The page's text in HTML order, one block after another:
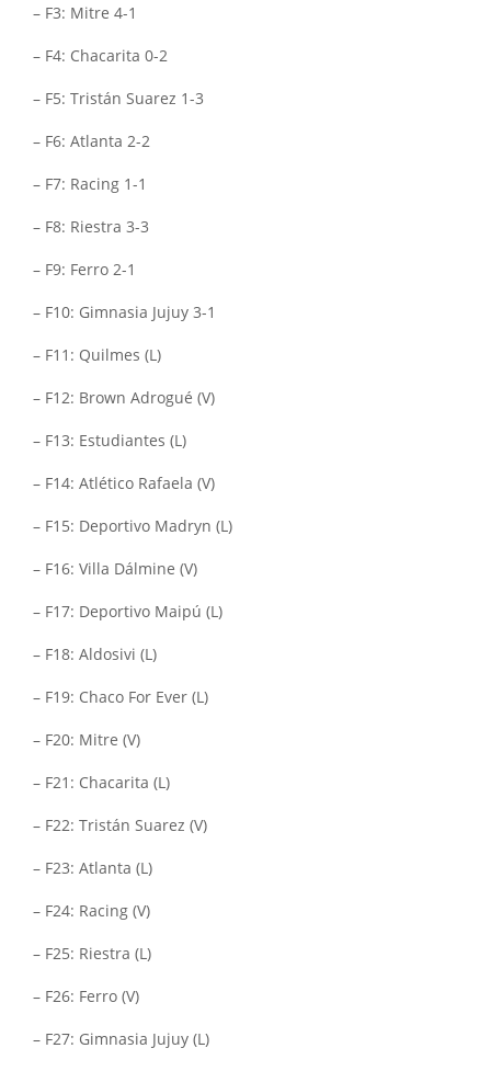
– F3: Mitre 4-1
– F4: Chacarita 0-2
– F5: Tristán Suarez 1-3
– F6: Atlanta 2-2
– F7: Racing 1-1
– F8: Riestra 3-3
– F9: Ferro 2-1
– F10: Gimnasia Jujuy 3-1
– F11: Quilmes (L)
– F12: Brown Adrogué (V)
– F13: Estudiantes (L)
– F14: Atlético Rafaela (V)
– F15: Deportivo Madryn (L)
– F16: Villa Dálmine (V)
– F17: Deportivo Maipú (L)
– F18: Aldosivi (L)
– F19: Chaco For Ever (L)
– F20: Mitre (V)
– F21: Chacarita (L)
– F22: Tristán Suarez (V)
– F23: Atlanta (L)
– F24: Racing (V)
– F25: Riestra (L)
– F26: Ferro (V)
– F27: Gimnasia Jujuy (L)